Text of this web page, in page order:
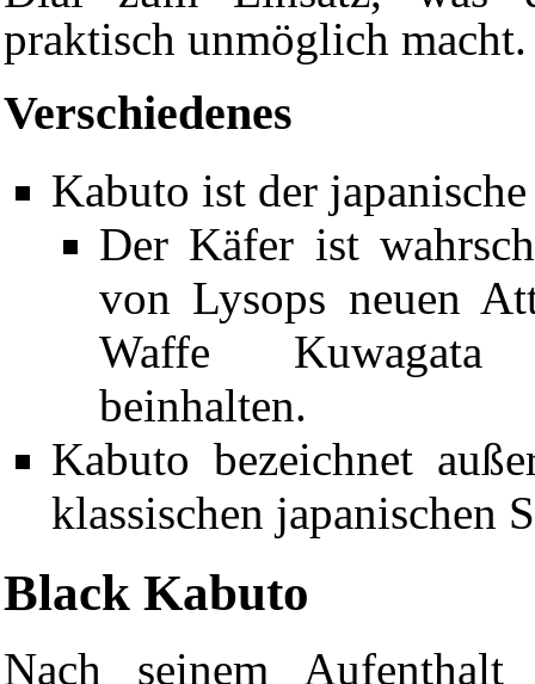
praktisch unmöglich macht.
Verschiedenes
Kabuto ist der
Der Käfer ist
von Lysops neuen
Waffe Kuwagata
beinhalten.
Kabuto bezeichnet
klassischen japanischen
Black Kabuto
Nach seinem